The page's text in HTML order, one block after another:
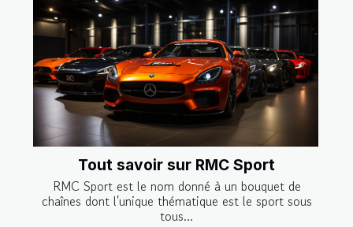
Tout savoir sur RMC Sport
RMC Sport est le nom donné à un bouquet de
chaînes dont l'unique thématique est le sport sous
tous...